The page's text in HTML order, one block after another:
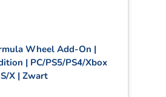
Wheel Add-On |
| PC/PS5/PS4/Xbox
X | Zwart